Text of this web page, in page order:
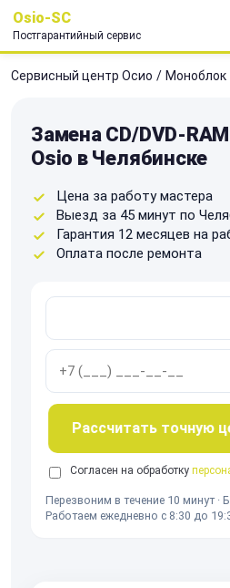
Osio-SC
Постгарантийный сервис
Сервисный центр Осио / Моноблок
Замена CD/DVD-
Osio в Челябинске
Цена за работу мастера
Выезд за 45 минут по
Гарантия 12 месяцев на
Оплата после ремонта
Рассчитать точную
Согласен на обработку
Перезвоним в течение 10 минут ·
Работаем ежедневно с 8:30 до